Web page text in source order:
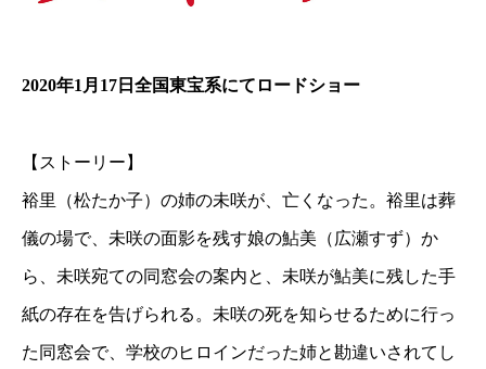
2020年1月17日全国東宝系にてロードショー
【ストーリー】
裕里（松たか子）の姉の未咲が、亡くなった。裕里は葬
儀の場で、未咲の面影を残す娘の鮎美（広瀬すず）か
ら、未咲宛ての同窓会の案内と、未咲が鮎美に残した手
紙の存在を告げられる。未咲の死を知らせるために行っ
た同窓会で、学校のヒロインだった姉と勘違いされてし